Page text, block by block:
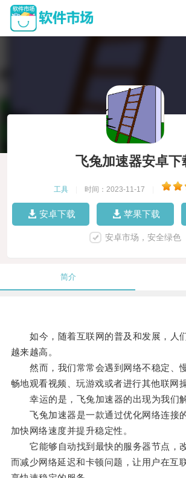
飞兔加速器安卓下
工具 时间：2023-11-17
安卓下载 苹果下载
安卓市场，安全绿色
简介
如今，随着互联网的普及和发展，人
越来越高。
然而，我们常常会遇到网络不稳定、
畅地观看视频、玩游戏或者进行其他联网操
幸运的是，飞兔加速器的出现为我们解
飞兔加速器是一款通过优化网络连接
加快网络速度并提升稳定性。
它能够自动找到最快的服务器节点，
而减少网络延迟和卡顿问题，让用户在互